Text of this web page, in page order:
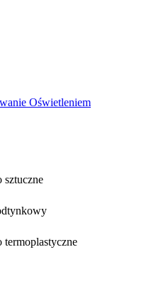
Oświetleniem